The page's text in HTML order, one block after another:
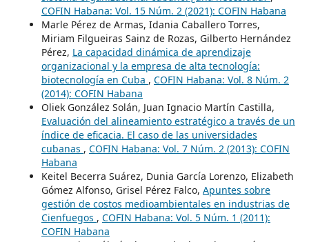
COFIN Habana: Vol. 15 Núm. 2 (2021): COFIN Habana
Marle Pérez de Armas, Idania Caballero Torres,
Miriam Filgueiras Sainz de Rozas, Gilberto Hernández
Pérez, La capacidad dinámica de aprendizaje
organizacional y la empresa de alta tecnología:
biotecnología en Cuba , COFIN Habana: Vol. 8 Núm. 2
(2014): COFIN Habana
Oliek González Solán, Juan Ignacio Martín Castilla,
Evaluación del alineamiento estratégico a través de un
índice de eficacia. El caso de las universidades
cubanas , COFIN Habana: Vol. 7 Núm. 2 (2013): COFIN
Habana
Keitel Becerra Suárez, Dunia García Lorenzo, Elizabeth
Gómez Alfonso, Grisel Pérez Falco, Apuntes sobre
gestión de costos medioambientales en industrias de
Cienfuegos , COFIN Habana: Vol. 5 Núm. 1 (2011):
COFIN Habana